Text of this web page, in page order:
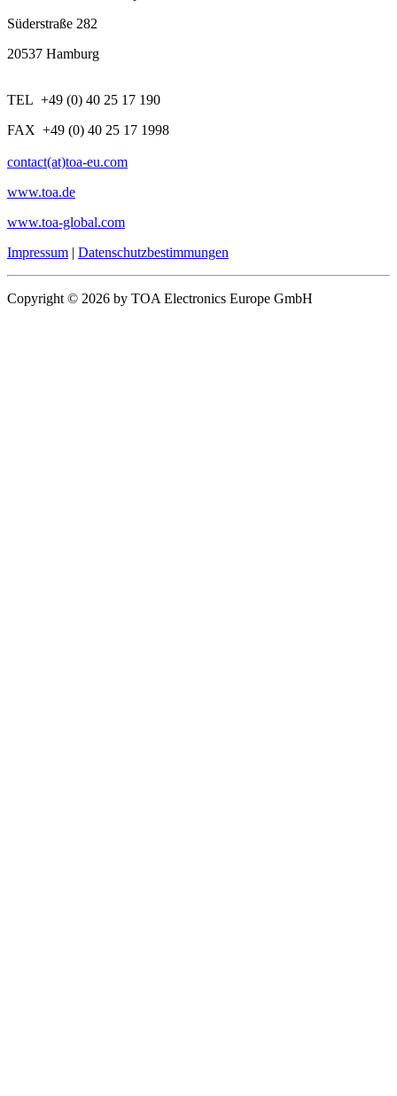
Süderstraße 282
20537 Hamburg
TEL +49 (0) 40 25 17 190
FAX +49 (0) 40 25 17 1998
contact(at)toa-eu.com
www.toa.de
www.toa-global.com
Impressum | Datenschutzbestimmungen
Copyright © 2026 by TOA Electronics Europe GmbH